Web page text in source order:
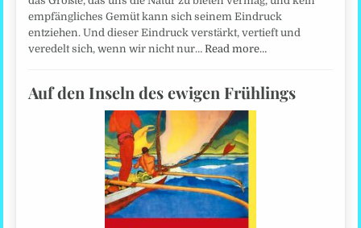
empfängliches Gemüt kann sich seinem Eindruck
entziehen. Und dieser Eindruck verstärkt, vertieft und
veredelt sich, wenn wir nicht nur…Read more…
Auf den Inseln des ewigen Frühlings